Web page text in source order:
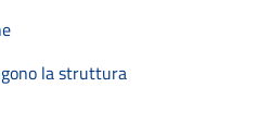
la struttura